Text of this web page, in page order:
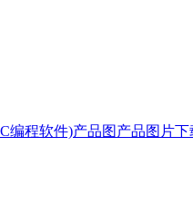
编程软件)产品图产品图片